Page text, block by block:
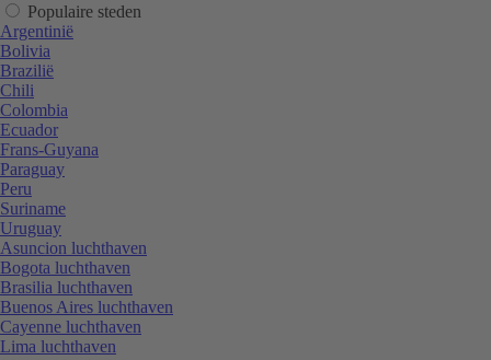
Populaire steden
Argentinië
Bolivia
Brazilië
Chili
Colombia
Ecuador
Frans-Guyana
Paraguay
Peru
Suriname
Uruguay
Asuncion luchthaven
Bogota luchthaven
Brasilia luchthaven
Buenos Aires luchthaven
Cayenne luchthaven
Lima luchthaven